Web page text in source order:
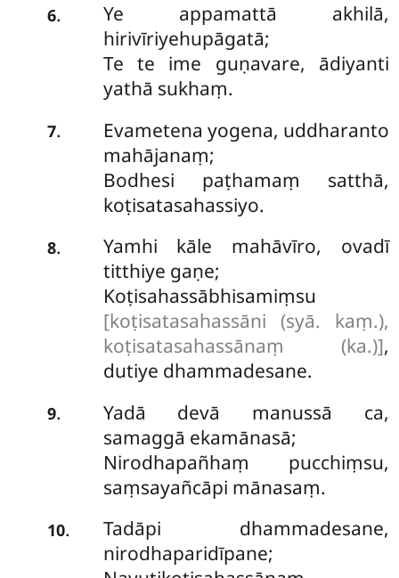
6.
Ye appamattā akhilā,
hirivīriyehupāgatā;
Te te ime guṇavare, ādiyanti
yathā sukhaṃ.
7.
Evametena yogena, uddharanto
mahājanaṃ;
Bodhesi paṭhamaṃ satthā,
koṭisatasahassiyo.
8.
Yamhi kāle mahāvīro, ovadī
titthiye gaṇe;
Koṭisahassābhisamiṃsu
[koṭisatasahassāni (syā. kaṃ.),
koṭisatasahassānaṃ (ka.)],
dutiye dhammadesane.
9.
Yadā devā manussā ca,
samaggā ekamānasā;
Nirodhapañhaṃ pucchiṃsu,
saṃsayañcāpi mānasaṃ.
10. Tadāpi dhammadesane,
nirodhaparidīpane;